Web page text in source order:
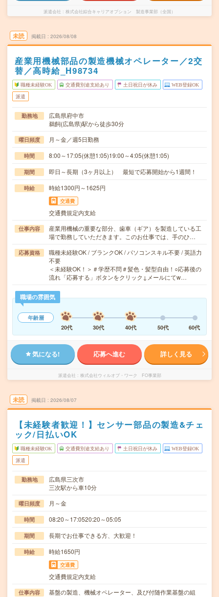
派遣会社 株式会社綜合キャリアオプション 製造事業部（全国）
未読 掲載日 2026/08/08
産業用機械部品の製造機械オペレーター／2交
替／高時給_H98734
職種未経験OK 交通費別途支給あり 土日祝日が休み WEB登録OK
派遣
勤務地
広島県府中市
鵜飼(広島県)駅から徒歩30分
曜日頻度 月～金／週5日勤務
時間 8:00～17:05(休憩1:05)19:00～4:05(休憩1:05)
期間 即日～長期（3ヶ月以上） 最短で応募開始から1週間！
時給 時給1300円～1625円
交通費
交通費規定内支給
仕事内容
産業用機械の重要な部分、歯車（ギア）を製造している工
場で勤務していただきます。このお仕事では、手のひ…
応募資格
職種未経験OK / ブランクOK / パソコンスキル不要 / 英語力
不要
＜未経験OK！＞＃学歴不問＃髪色・髪型自由！○応募後の
流れ「応募する」ボタンをクリック↓メールにてw…
職場の雰囲気
年齢層
20代
30代 40代 50代 60代
気になる! 応募へ進む 詳しく見る
派遣会社 株式会社ウィルオブ・ワーク FO事業部
未読 掲載日 2026/08/07
【未経験者歓迎！】センサー部品の製造&チェ
ック/日払いOK
職種未経験OK 交通費別途支給あり 土日祝日が休み WEB登録OK
派遣
勤務地
広島県三次市
三次駅から車10分
曜日頻度 月～金
時間 08:20～17:0520:20～05:05
期間 長期でお仕事できる方、大歓迎！
時給 時給1650円
交通費
交通費規定内支給
仕事内容
基盤の製造、機械オペレーター、及び付随作業基盤の組